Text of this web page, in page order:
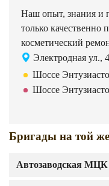
Наш опыт, знания и
только качественно
косметический
Электродная ул.,
Шоссе
Шоссе
Бригады на той же
Автозаводская МЦК